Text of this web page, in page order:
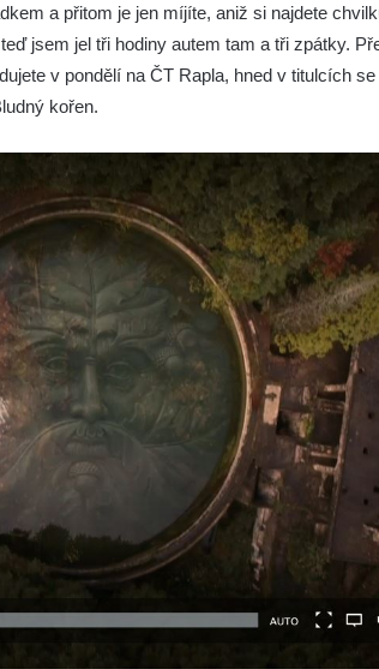
a přitom je jen míjíte, aniž si najdete
jsem jel tři hodiny autem tam a tři zpátky.
v pondělí na ČT Rapla, hned v titulcích
kořen.